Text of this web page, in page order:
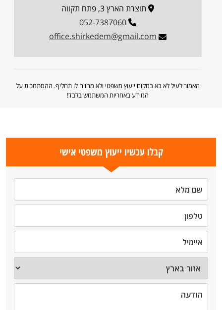
תוצרת הארץ 3, פתח תקווה
052-7387060
office.shirkedem@gmail.com
האמור לעיל לא בא במקום ייעוץ משפטי ולא מהווה לו תחליף. ההסתמכות על
המידע באחריות המשתמש בלבד!
קבלו עכשיו ייעוץ משפטי אישי